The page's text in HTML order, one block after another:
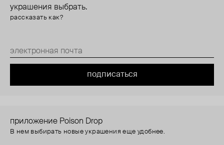
украшения выбрать.
рассказать как?
подписаться
приложение Poison Drop
В нем выбирать новые украшения еще удобнее.